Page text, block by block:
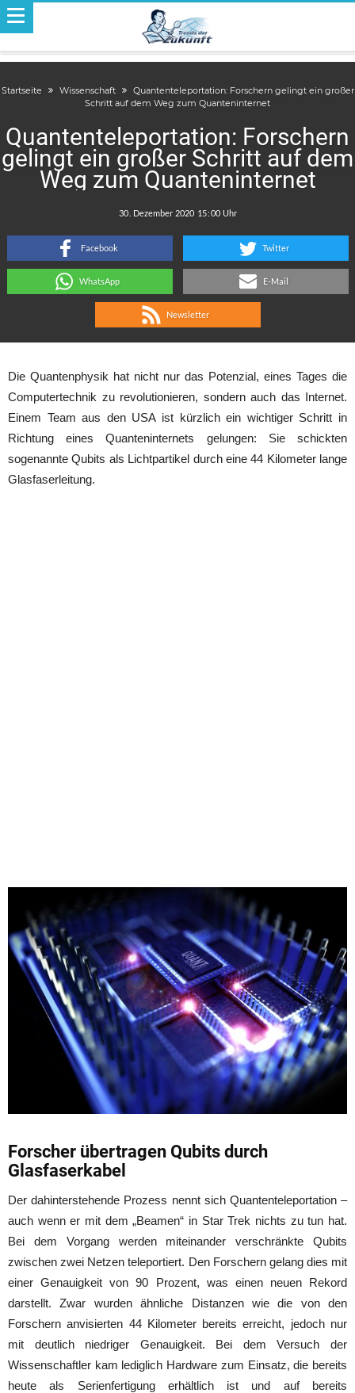
Startseite Wissenschaft
Quantenteleportation: Forschern gelingt ein großer
Schritt auf dem Weg zum Quanteninternet
Quantenteleportation: Forschern
gelingt ein großer Schritt auf dem
Weg zum Quanteninternet
:
Facebook Twitter
WhatsApp E-Mail
Newsletter
Die Quantenphysik hat nicht nur das Potenzial, eines Tages die
Computertechnik zu revolutionieren, sondern auch das Internet.
Einem Team aus den USA ist kürzlich ein wichtiger Schritt in
Richtung eines Quanteninternets gelungen: Sie schickten
sogenannte Qubits als Lichtpartikel durch eine 44 Kilometer lange
Glasfaserleitung.
Forscher übertragen Qubits durch
Glasfaserkabel
Der dahinterstehende Prozess nennt sich Quantenteleportation –
auch wenn er mit dem „Beamen“ in Star Trek nichts zu tun hat.
Bei dem Vorgang werden miteinander verschränkte Qubits
zwischen zwei Netzen teleportiert. Den Forschern gelang dies mit
einer Genauigkeit von 90 Prozent, was einen neuen Rekord
darstellt. Zwar wurden ähnliche Distanzen wie die von den
Forschern anvisierten 44 Kilometer bereits erreicht, jedoch nur
mit deutlich niedriger Genauigkeit. Bei dem Versuch der
Wissenschaftler kam lediglich Hardware zum Einsatz, die bereits
heute als Serienfertigung erhältlich ist und auf bereits